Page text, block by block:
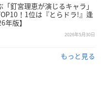
釘宮理恵が演じるキャラ」
！1位は『とらドラ!』逢
年版】
2026年5月30日
もっと見る